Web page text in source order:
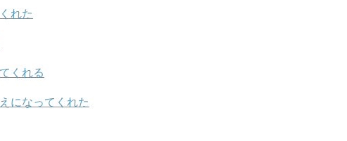
れた
くれる
になってくれた